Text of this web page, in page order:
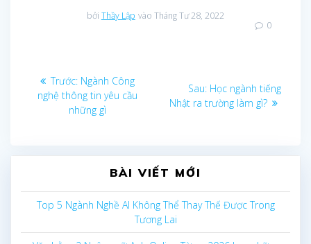
bởi Thầy Lập vào Tháng Tư 28, 2022
0
hướng
Trước: Bài
trước
Ngành Công
nghệ thông tin yêu cầu
những gì
Sau: Bài
sau:
Học ngành tiếng
Nhật ra trường làm gì?
BÀI VIẾT MỚI
Top 5 Ngành Nghề AI Không Thể Thay Thế Được Trong
Tương Lai